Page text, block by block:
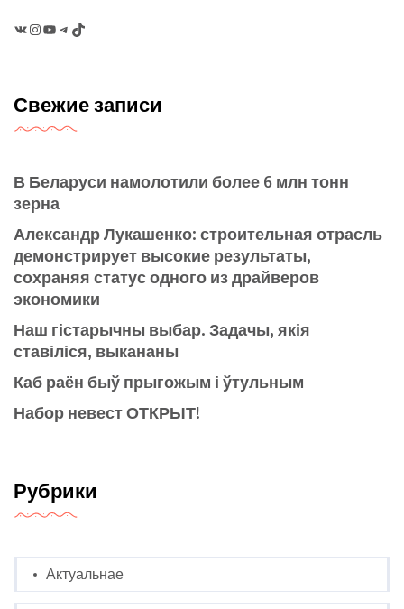
Instagram
YouTubeTelegram
TikTok
Свежие записи
В Беларуси намолотили более 6 млн тонн
зерна
Александр Лукашенко: строительная отрасль
демонстрирует высокие результаты,
сохраняя статус одного из драйверов
экономики
Наш гістарычны выбар. Задачы, якія
ставіліся, выкананы
Каб раён быў прыгожым і ўтульным
Набор невест ОТКРЫТ!
Рубрики
Актуальнае